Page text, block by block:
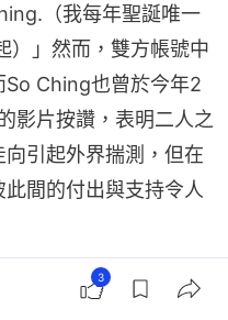
（我每年聖誕唯一
）」然而，雙方帳號中
So Ching也曾於今年2
影片按讚，表明二人之
引起外界揣測，但在
間的付出與支持令人
3